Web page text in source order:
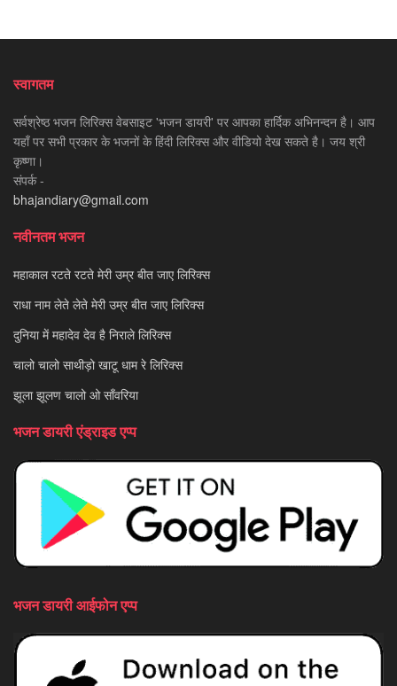
स्वागतम
सर्वश्रेष्ठ भजन लिरिक्स वेबसाइट 'भजन डायरी' पर आपका हार्दिक अभिनन्दन है। आप
यहाँ पर सभी प्रकार के भजनों के हिंदी लिरिक्स और वीडियो देख सकते है। जय श्री
कृष्णा।
संपर्क -
bhajandiary@gmail.com
नवीनतम भजन
महाकाल रटते रटते मेरी उम्र बीत जाए लिरिक्स
राधा नाम लेते लेते मेरी उम्र बीत जाए लिरिक्स
दुनिया में महादेव देव है निराले लिरिक्स
चालो चालो साथीड़ो खाटू धाम रे लिरिक्स
झूला झूलण चालो ओ साँवरिया
भजन डायरी एंड्राइड एप्प
भजन डायरी आईफोन एप्प